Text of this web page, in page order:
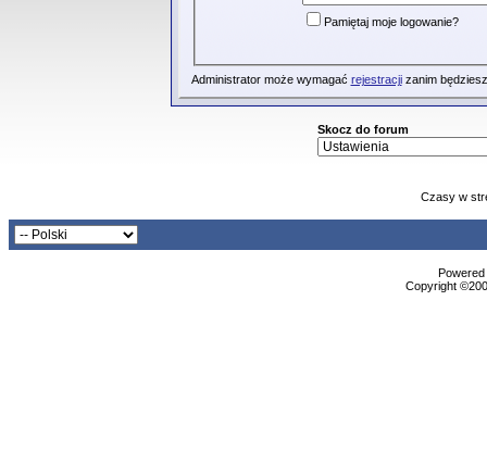
Pamiętaj moje logowanie?
Administrator może wymagać rejestracjizanim
Skocz do forum
Czasy w
Copyright